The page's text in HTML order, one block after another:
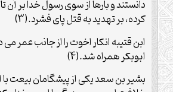
دانستند و بارها از سوی رسول خدا بر آن
کرده، بر تهدید به قتل پای فشرد.(3)
ابن قتیبه انکار اخوت را از جانب عمر
ابوبکر همراه شد.(4)
بشیر بن سعد یکی از پیشگامان بیعت با